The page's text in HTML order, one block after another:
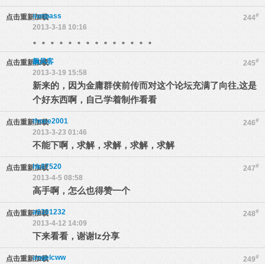
点击重新加载 244#
sunpass
2013-3-18 10:16
。。。。。。。。。。。。。。
点击重新加载 245#
飙风客
2013-3-19 15:58
新来的，因为金庸群侠前传而对这个论坛充满了向往,这是
个好东西啊，自己学着制作看看
点击重新加载 246#
those2001
2013-3-23 01:46
不能下啊，求解，求解，求解，求解
点击重新加载 247#
hk87520
2013-4-5 08:58
高手啊，怎么也得赞一个
点击重新加载 248#
a6301232
2013-4-12 14:09
下来看看，谢谢lz分享
点击重新加载 249#
angelcww